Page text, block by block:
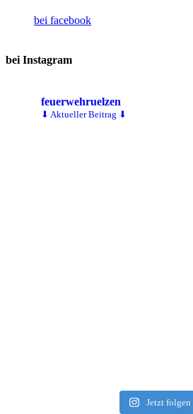
bei facebook
bei Instagram
feuerwehruelzen
⬇ Aktueller Beitrag ⬇
Jetzt folgen